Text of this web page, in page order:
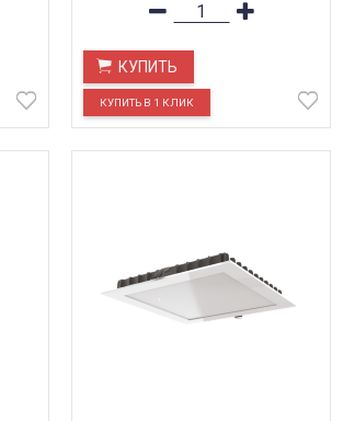
КУПИТЬ